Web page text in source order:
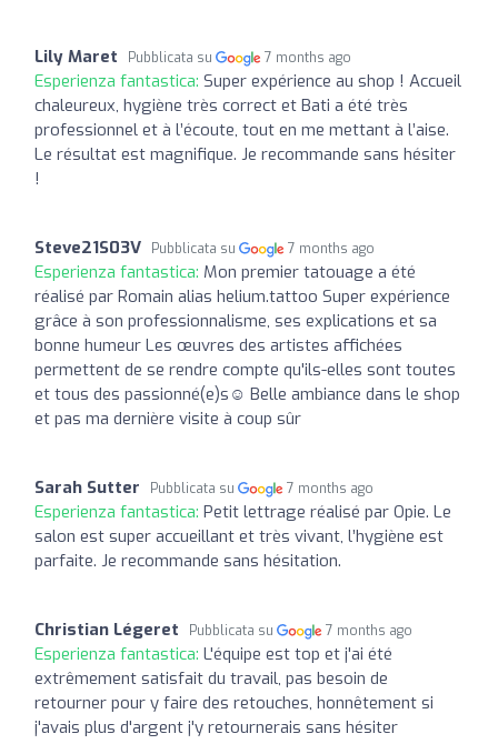
Lily Maret Pubblicata su 7 months ago
Esperienza fantastica: Super expérience au shop ! Accueil
chaleureux, hygiène très correct et Bati a été très
professionnel et à l’écoute, tout en me mettant à l’aise.
Le résultat est magnifique. Je recommande sans hésiter
!
Steve21S03V Pubblicata su 7 months ago
Esperienza fantastica: Mon premier tatouage a été
réalisé par Romain alias helium.tattoo Super expérience
grâce à son professionnalisme, ses explications et sa
bonne humeur Les œuvres des artistes affichées
permettent de se rendre compte qu'ils-elles sont toutes
et tous des passionné(e)s☺️ Belle ambiance dans le shop
et pas ma dernière visite à coup sûr
Sarah Sutter Pubblicata su 7 months ago
Esperienza fantastica: Petit lettrage réalisé par Opie. Le
salon est super accueillant et très vivant, l’hygiène est
parfaite. Je recommande sans hésitation.
Christian Légeret Pubblicata su 7 months ago
Esperienza fantastica: L'équipe est top et j'ai été
extrêmement satisfait du travail, pas besoin de
retourner pour y faire des retouches, honnêtement si
j'avais plus d'argent j'y retournerais sans hésiter